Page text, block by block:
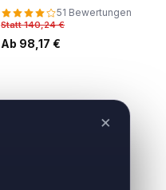
51 Bewertungen
Statt 140,24 €
Ab 98,17 €
×